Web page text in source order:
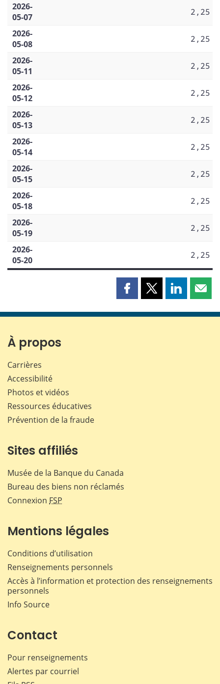
2026-
05-07
2,25
2026-
05-08
2,25
2026-
05-11
2,25
2026-
05-12
2,25
2026-
05-13
2,25
2026-
05-14
2,25
2026-
05-15
2,25
2026-
05-18
2,25
2026-
05-19
2,25
2026-
05-20
2,25
Partager
page
Partager
page
Partager
page page
À propos
Carrières
Accessibilité
Photos et vidéos
Ressources éducatives
Prévention de la fraude
Sites affiliés
Musée de la Banque du Canada
Bureau des biens non réclamés
Connexion FSP
Mentions légales
Conditions d’utilisation
Renseignements personnels
Accès à l’information et protection des renseignements
personnels
Info Source
Contact
Pour renseignements
Alertes par courriel